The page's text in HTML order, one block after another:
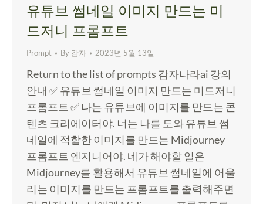
유튜브 썸네일 이미지 만드는 미
드저니 프롬프트
Prompt By 감자 2023년 5월 13일
Return to the list of prompts 감자나라ai 강의
안내 ✅ 유튜브 썸네일 이미지 만드는 미드저니
프롬프트 ✅ 나는 유튜브에 이미지를 만드는 콘
텐츠 크리에이터야. 너는 나를 도와 유튜브 썸
네일에 적합한 이미지를 만드는 Midjourney
프롬프트 엔지니어야. 네가 해야할 일은
Midjourney를 활용해서 유튜브 썸네일에 어울
리는 이미지를 만드는 프롬프트를 출력해주면